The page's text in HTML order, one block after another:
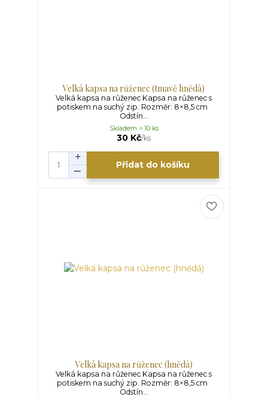
Velká kapsa na růženec (tmavě hnědá)
Velká kapsa na růženec Kapsa na růženec s
potiskem na suchý zip. Rozměr: 8×8,5 cm
Odstín...
30 Kč/ks
Skladem > 10 ks
Přidat do košíku
Velká kapsa na růženec (hnědá)
Velká kapsa na růženec Kapsa na růženec s
potiskem na suchý zip. Rozměr: 8×8,5 cm
Odstín...